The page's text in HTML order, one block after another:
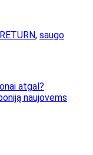
, saugo
atgal?
naujovėms